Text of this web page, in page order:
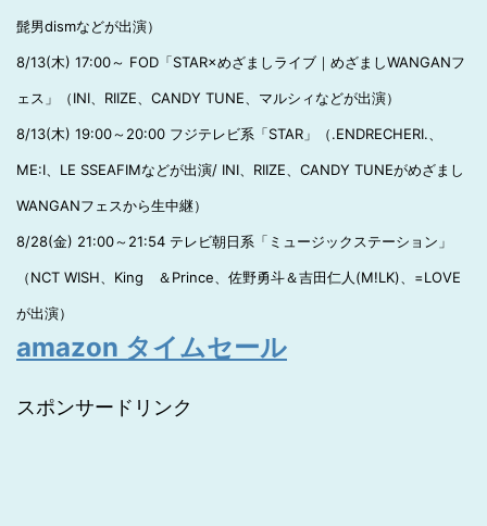
髭男dismなどが出演）
8/13(木) 17:00～ FOD「STAR×めざましライブ｜めざましWANGANフ
ェス」（INI、RIIZE、CANDY TUNE、マルシィなどが出演）
8/13(木) 19:00～20:00 フジテレビ系「STAR」（.ENDRECHERI.、
ME:I、LE SSEAFIMなどが出演/ INI、RIIZE、CANDY TUNEがめざまし
WANGANフェスから生中継）
8/28(金) 21:00～21:54 テレビ朝日系「ミュージックステーション」
（NCT WISH、King ＆Prince、佐野勇斗＆吉田仁人(M!LK)、=LOVE
が出演）
amazon タイムセール
スポンサードリンク